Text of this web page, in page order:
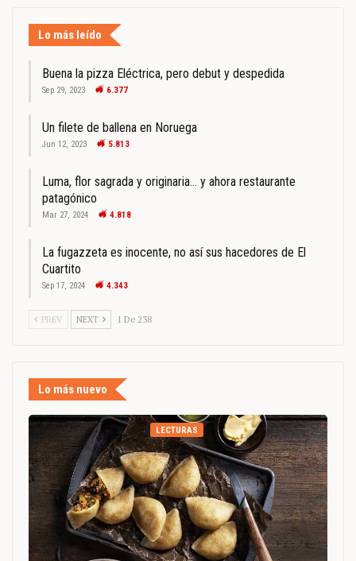
Lo más leído
Buena la pizza Eléctrica, pero debut y despedida
Sep 29, 2023 6.377
Un filete de ballena en Noruega
Jun 12, 2023 5.813
Luma, flor sagrada y originaria… y ahora restaurante
patagónico
Mar 27, 2024 4.818
La fugazzeta es inocente, no así sus hacedores de El
Cuartito
Sep 17, 2024 4.343
PREV NEXT 1 De 238
Lo más nuevo
LECTURAS